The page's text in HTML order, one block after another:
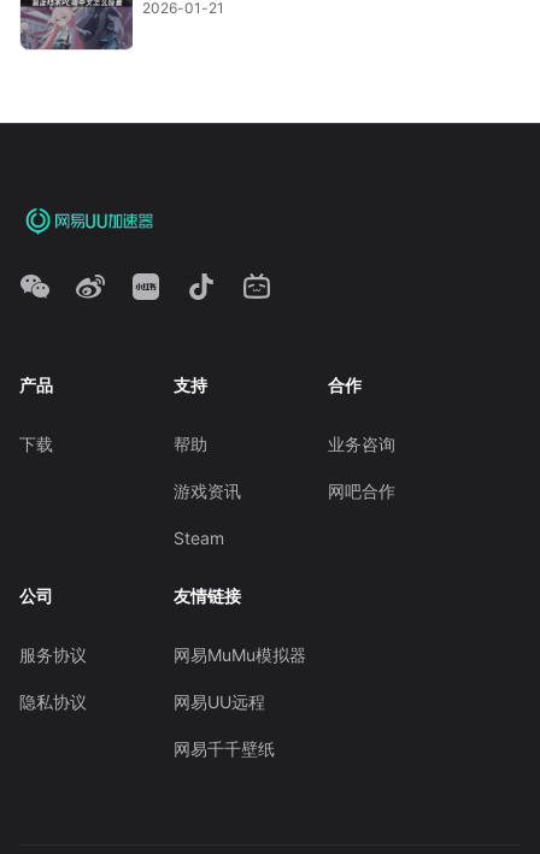
2026-01-21
产品
下载
支持
帮助
游戏资讯
Steam
合作
业务咨询
网吧合作
公司
服务协议
隐私协议
友情链接
网易MuMu模拟器
网易UU远程
网易千千壁纸